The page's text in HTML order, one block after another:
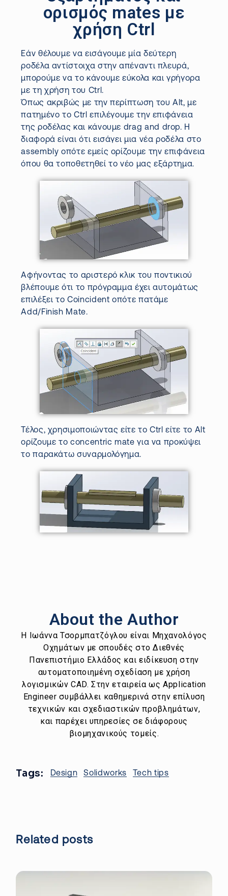
ορισμός mates με
χρήση Ctrl
Εάν θέλουμε να εισάγουμε μία δεύτερη
ροδέλα αντίστοιχα στην απέναντι πλευρά,
μπορούμε να το κάνουμε εύκολα και γρήγορα
με τη χρήση του Ctrl.
Όπως ακριβώς με την περίπτωση τουAlt, με
πατημένο τοCtrl επιλέγουμε την επιφάνεια
της ροδέλας και κάνουμε drag and drop. Η
διαφορά είναι ότι εισάγει μια νέα ροδέλα στο
assembly οπότε εμείς ορίζουμε την επιφάνεια
όπου θα τοποθετηθεί το νέο μας εξάρτημα.
Αφήνοντας το αριστερό κλικ του ποντικιού
βλέπουμε ότι το πρόγραμμα έχει αυτομάτως
επιλέξει τοCoincident οπότε πατάμε
Add/Finish Mate.
Τέλος, χρησιμοποιώντας είτε τοCtrl είτε το Alt
ορίζουμε τοconcentric mate για να προκύψει
το παρακάτω συναρμολόγημα.
About the Author
Η Ιωάννα Τσορμπατζόγλου είναι Μηχανολόγος
Οχημάτων με σπουδές στο Διεθνές
Πανεπιστήμιο Ελλάδος και ειδίκευση στην
αυτοματοποιημένη σχεδίαση με χρήση
λογισμικών CAD. Στην εταιρεία ως Application
Engineer συμβάλλει καθημερινά στην επίλυση
τεχνικών και σχεδιαστικών προβλημάτων,
και παρέχει υπηρεσίες σε διάφορους
βιομηχανικούς τομείς.
Tags: Design Solidworks Tech tips
Related posts